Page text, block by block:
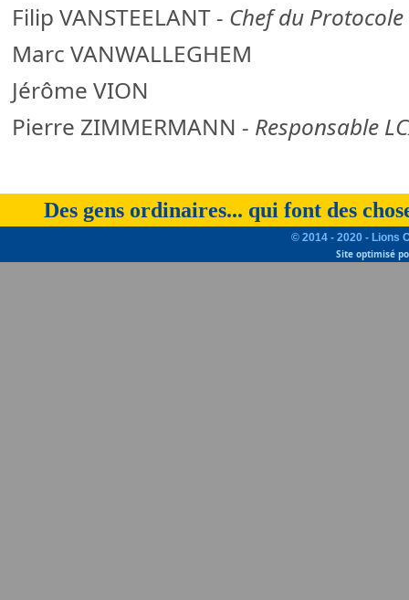
Filip VANSTEELANT- Chef du Protocole
Marc VANWALLEGHEM
Jérôme VION
Pierre ZIMMERMANN - Responsable
Des gens ordinaires... qui font des
© 2014 - 2020 - Lions
Site optimisé